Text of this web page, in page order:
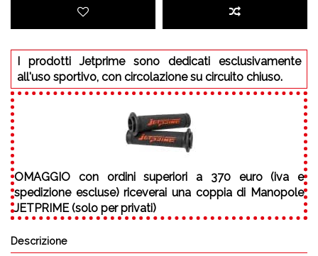
I prodotti Jetprime sono dedicati esclusivamente
all'uso sportivo, con circolazione su circuito chiuso.
OMAGGIO con ordini superiori a 370 euro (iva e
spedizione escluse) riceverai una coppia di Manopole
JETPRIME (solo per privati)
Descrizione